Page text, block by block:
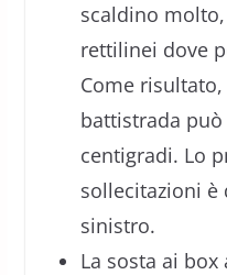
scaldino
rettilinei dove
Come
battistrada
centigradi. Lo
sollecitazioni è
sinistro.
La sosta ai box